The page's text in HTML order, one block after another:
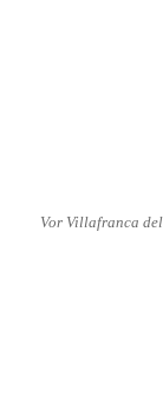
Vor Villafranca